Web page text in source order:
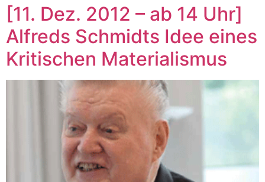
[11. Dez. 2012 – ab 14 Uhr]
Alfreds Schmidts Idee eines
Kritischen Materialismus